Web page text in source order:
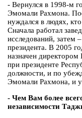
- Вернулся в 1998-м
Эмомали Рахмона.
нуждался в людях,
Сначала работал
исследований, затем
президента. В 2005
назначен директором
при президенте
должности, и по
Эмомали Рахмона, и
- Чем Вам более
независимости